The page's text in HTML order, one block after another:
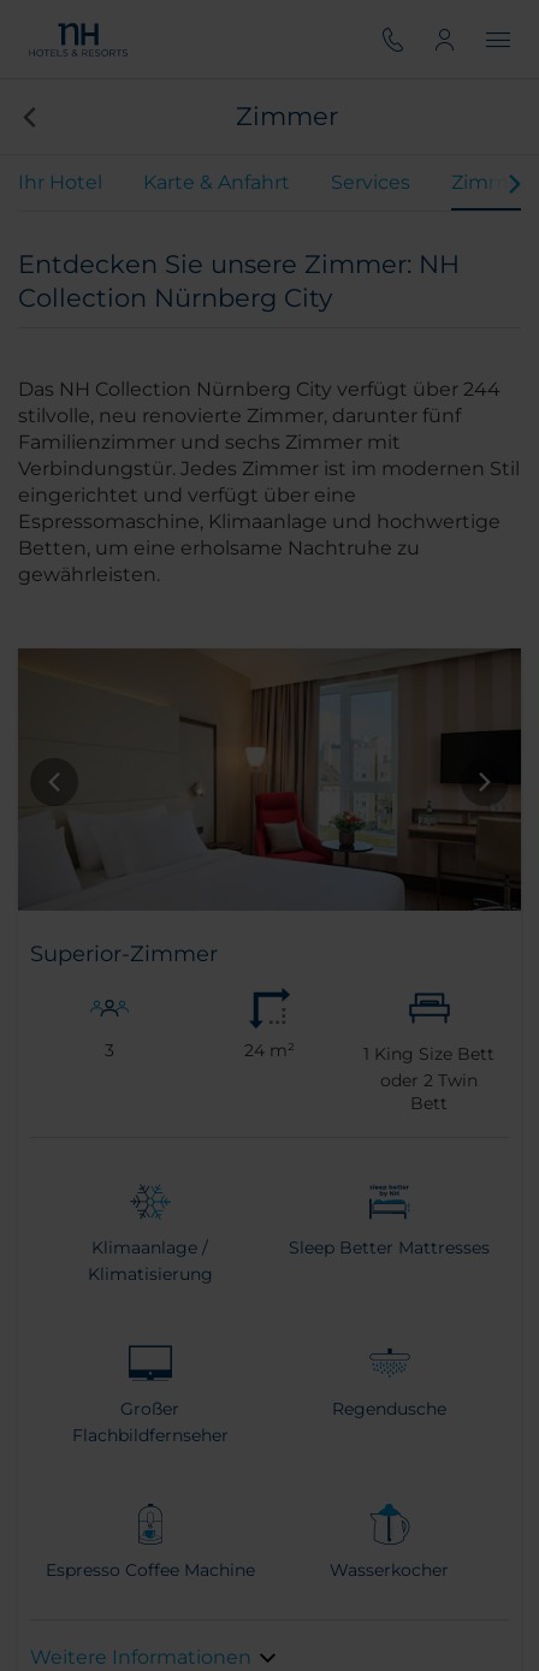
Zimmer
Ihr Hotel Karte & Anfahrt Services Zimmer
Entdecken Sie unsere Zimmer: NH
Collection Nürnberg City
Das NH Collection Nürnberg City verfügt über 244
stilvolle, neu renovierte Zimmer, darunter fünf
Familienzimmer und sechs Zimmer mit
Verbindungstür. Jedes Zimmer ist im modernen Stil
eingerichtet und verfügt über eine
Espressomaschine, Klimaanlage und hochwertige
Betten, um eine erholsame Nachtruhe zu
gewährleisten.
Superior-Zimmer
3 24 m² 1 King Size Bett
oder2 Twin
Bett
Klimaanlage /
Klimatisierung
Sleep Better Mattresses
Großer
Flachbildfernseher
Regendusche
Espresso Coffee Machine Wasserkocher
Weitere Informationen